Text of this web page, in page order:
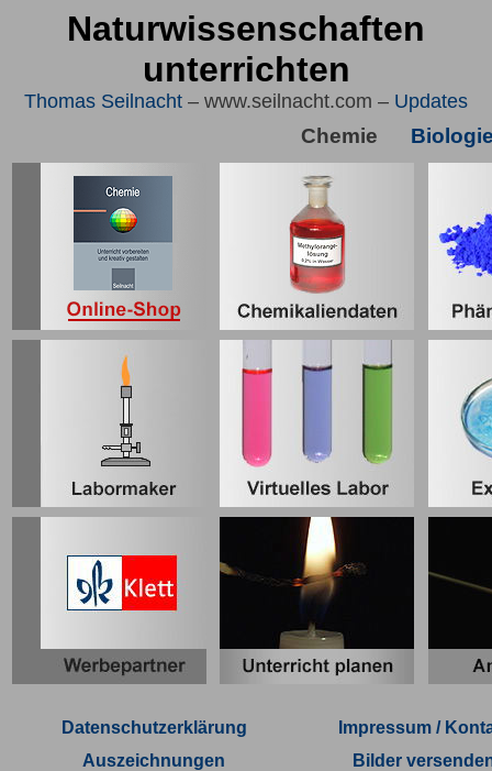
Naturwissenschaften
unterrichten
Thomas Seilnacht – www.seilnacht.com – Updates
Chemie
Datenschutzerklärung
Impressum /
Auszeichnungen
Bilder